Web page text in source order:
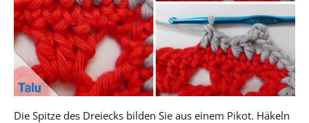
Die Spitze des Dreiecks bilden Sie aus einem Pikot. Häkeln